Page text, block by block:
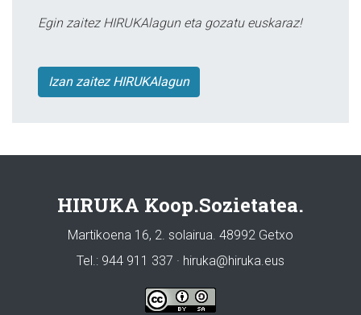
Egin zaitez HIRUKAlagun eta gozatu euskaraz!
Izan zaitez HIRUKAlagun
HIRUKA Koop.Sozietatea.
Martikoena 16, 2. solairua. 48992 Getxo
Tel.: 944 911 337 · hiruka@hiruka.eus